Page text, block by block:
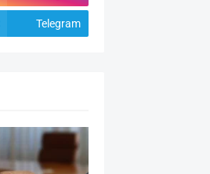
Telegram